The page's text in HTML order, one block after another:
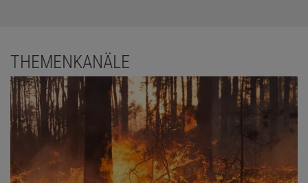
THEMENKANÄLE